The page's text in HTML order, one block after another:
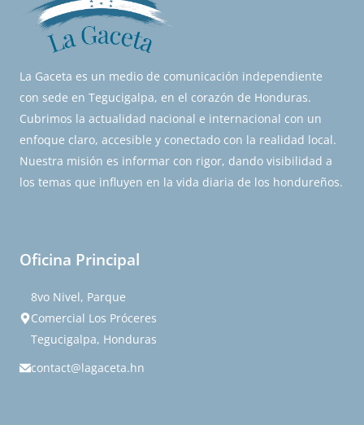
La Gaceta es un medio de comunicación independiente
con sede en Tegucigalpa, en el corazón de Honduras.
Cubrimos la actualidad nacional e internacional con un
enfoque claro, accesible y conectado con la realidad local.
Nuestra misión es informar con rigor, dando visibilidad a
los temas que influyen en la vida diaria de los hondureños.
Oficina Principal
8vo Nivel, Parque
Comercial Los Próceres
Tegucigalpa, Honduras
contact@lagaceta.hn